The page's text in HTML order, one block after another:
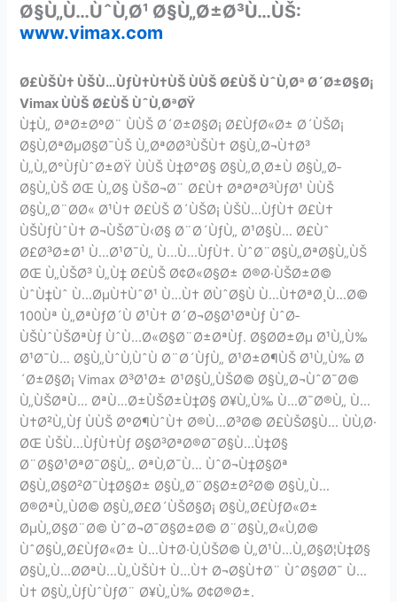
Ø§Ù„Ù…ÙˆÙ‚Ø¹ Ø§Ù„Ø±Ø³Ù…ÙŠ:
www.vimax.com
Ø£ÙŠÙ† ÙŠÙ…ÙƒÙ†Ù†ÙŠ ÙÙŠ Ø£ÙŠ ÙˆÙ‚Øª Ø´Ø±Ø§Ø¡
Vimax ÙÙŠ Ø£ÙŠ ÙˆÙ‚ØªØŸ
Ù‡Ù„ ØªØ±ØºØ¨ ÙÙŠ Ø´Ø±Ø§Ø¡ Ø£ÙƒØ«Ø± Ø´ÙŠØ¡
Ø§Ù‚ØªØµØ§Ø¯ÙŠ Ù„ØªØ­Ø³ÙŠÙ† Ø§Ù„Ø¬Ù†Ø³
Ù„Ù„Ø°ÙƒÙˆØ±ØŸ ÙÙŠ Ù‡Ø°Ø§ Ø§Ù„Ø¸Ø±Ù Ø§Ù„Ø­
Ø§Ù„ÙŠ ØŒ Ù„Ø§ ÙŠØ¬Ø¨ Ø£Ù† ØªØªØ³ÙƒØ¹ ÙÙŠ
Ø§Ù„Ø¨Ø­Ø« Ø¹Ù† Ø£ÙŠ Ø´ÙŠØ¡ ÙŠÙ…ÙƒÙ† Ø£Ù†
ÙŠÙƒÙˆÙ† Ø¬ÙŠØ¯Ù‹Ø§ Ø¨Ø´ÙƒÙ„ Ø¹Ø§Ù… Ø£Ùˆ
Ø£Ø³Ø±Ø¹ Ù…Ø¹Ø¯Ù„ Ù…Ù…ÙƒÙ†. ÙˆØ¨Ø§Ù„ØªØ§Ù„ÙŠ
ØŒ Ù„ÙŠØ³ Ù„Ù‡ Ø£ÙŠ Ø¢Ø«Ø§Ø± Ø®Ø·ÙŠØ±Ø©
ÙˆÙ‡Ùˆ Ù…ØµÙ†ÙˆØ¹ Ù…Ù† Ø­ÙˆØ§Ù Ù…Ù†ØªØ¸Ù…Ø©
100Ùª Ù„ØªÙƒØ´Ù Ø¹Ù† Ø´Ø¬Ø§Ø¹ØªÙƒ ÙˆØ­
ÙŠÙˆÙŠØªÙƒ ÙˆÙ…Ø«Ø§Ø¨Ø±ØªÙƒ. Ø§Ø­Ø±Øµ Ø¹Ù„Ù‰
Ø¹Ø¯Ù… Ø§Ù„ÙˆÙ‚ÙˆÙ Ø¨Ø´ÙƒÙ„ Ø¹Ø±Ø¶ÙŠ Ø¹Ù„Ù‰ Ø
´Ø±Ø§Ø¡ Vimax Ø³Ø¹Ø± Ø¹Ø§Ù„ÙŠØ© Ø§Ù„Ø¬ÙˆØ¯Ø©
Ù„ÙŠØªÙ… ØªÙ…Ø±ÙŠØ±Ù‡Ø§ Ø¥Ù„Ù‰ Ù…Ø¯Ø®Ù„ Ù…
Ù†Ø²Ù„Ùƒ ÙÙŠ ØºØ¶ÙˆÙ† Ø®Ù…Ø³Ø© Ø£ÙŠØ§Ù… ÙÙ‚Ø·
ØŒ ÙŠÙ…ÙƒÙ†Ùƒ Ø§Ø³ØªØ®Ø¯Ø§Ù…Ù‡Ø§
Ø¨Ø§Ø¹ØªØ¯Ø§Ù„. ØªÙ‚Ø¯Ù… ÙˆØ¬Ù‡Ø§Øª
Ø§Ù„Ø§Ø²Ø¯Ù‡Ø§Ø± Ø§Ù„Ø¨Ø§Ø±Ø²Ø© Ø§Ù„Ù…
Ø®ØªÙ„ÙØ© Ø§Ù„Ø£Ø´ÙŠØ§Ø¡ Ø§Ù„Ø£ÙƒØ«Ø±
ØµÙ„Ø§Ø¨Ø© ÙˆØ¬Ø¯Ø§Ø±Ø© Ø¨Ø§Ù„Ø«Ù‚Ø©
ÙˆØ§Ù„Ø£ÙƒØ«Ø± Ù…Ù†Ø·Ù‚ÙŠØ© Ù„Ø¹Ù…Ù„Ø§Ø¦Ù‡Ø§
Ø§Ù„Ù…Ø­ØªÙ…Ù„ÙŠÙ† Ù…Ù† Ø¬Ø§Ù†Ø¨ ÙˆØ§Ø­Ø¯ Ù…
Ù† Ø§Ù„ÙƒÙˆÙƒØ¨ Ø¥Ù„Ù‰ Ø¢Ø®Ø±.